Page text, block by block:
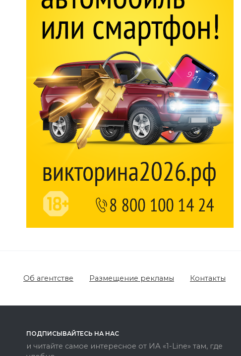
Об агентстве Размещение рекламы Контакты
ПОДПИСЫВАЙТЕСЬ НА НАС
и читайте самое интересное от ИА «1-Line» там, где